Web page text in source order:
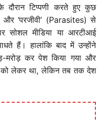
टिप्पणी करते हुए कुछ
और ‘परजीवी’ (Parasites) से
सोशल मीडिया या आरटीआई
हैं। हालांकि बाद में उन्होंने
मरोड़ कर पेश किया गया और
को लेकर था, लेकिन तब तक देश